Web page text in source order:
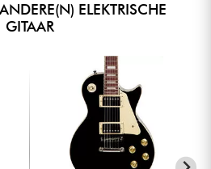
ELEKTRISCHE
GITAAR